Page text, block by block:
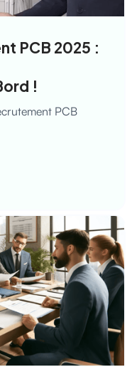
PCB 2025 :
!
PCB